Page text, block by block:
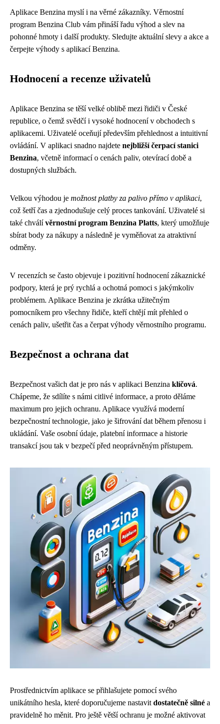
Aplikace Benzina myslí i na věrné zákazníky. Věrnostní
program Benzina Club vám přináší řadu výhod a slev na
pohonné hmoty i další produkty. Sledujte aktuální slevy a akce a
čerpejte výhody s aplikací Benzina.
Hodnocení a recenze uživatelů
Aplikace Benzina se těší velké oblibě mezi řidiči v České
republice, o čemž svědčí i vysoké hodnocení v obchodech s
aplikacemi. Uživatelé oceňují především přehlednost a intuitivní
ovládání. V aplikaci snadno najdete nejbližší čerpací stanici
Benzina, včetně informací o cenách paliv, otevírací době a
dostupných službách.
Velkou výhodou je možnost platby za palivo přímo v aplikaci,
což šetří čas a zjednodušuje celý proces tankování. Uživatelé si
také chválívěrnostní program Benzina Platts, který umožňuje
sbírat body za nákupy a následně je vyměňovat za atraktivní
odměny.
V recenzích se často objevuje i pozitivní hodnocení zákaznické
podpory, která je prý rychlá a ochotná pomoci s jakýmkoliv
problémem. Aplikace Benzina je zkrátka užitečným
pomocníkem pro všechny řidiče, kteří chtějí mít přehled o
cenách paliv, ušetřit čas a čerpat výhody věrnostního programu.
Bezpečnost a ochrana dat
Bezpečnost vašich dat je pro nás v aplikaci Benzina klíčová.
Chápeme, že sdílíte s námi citlivé informace, a proto děláme
maximum pro jejich ochranu. Aplikace využívá moderní
bezpečnostní technologie, jako je šifrování dat během přenosu i
ukládání. Vaše osobní údaje, platební informace a historie
transakcí jsou tak v bezpečí před neoprávněným přístupem.
Prostřednictvím aplikace se přihlašujete pomocí svého
unikátního hesla, které doporučujeme nastavit dostatečně silné a
pravidelně ho měnit. Pro ještě větší ochranu je možné aktivovat